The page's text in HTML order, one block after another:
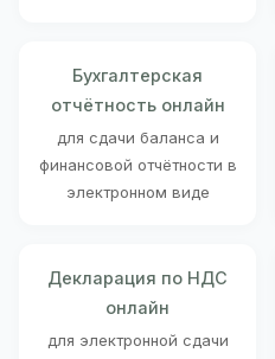
Бухгалтерская
отчётность онлайн
для сдачи баланса и
финансовой отчётности в
электронном виде
Декларация по НДС
онлайн
для электронной сдачи